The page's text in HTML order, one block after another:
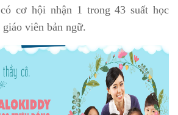
cơ hội nhận 1 trong 43 suất học
viên bản ngữ.